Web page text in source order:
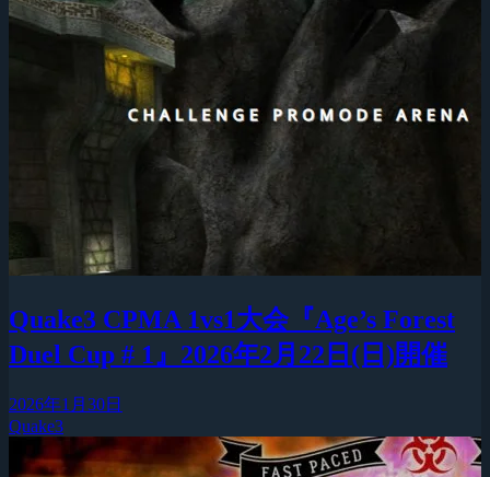
Quake3 CPMA 1vs1大会『Age’s Forest
Duel Cup # 1』2026年2月22日(日)開催
2026年1月30日
Quake3